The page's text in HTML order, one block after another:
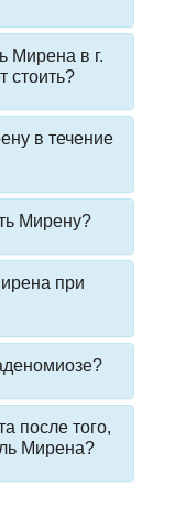
Мирена в г.
стоить?
в течение
Мирену?
при
после того,
Мирена?